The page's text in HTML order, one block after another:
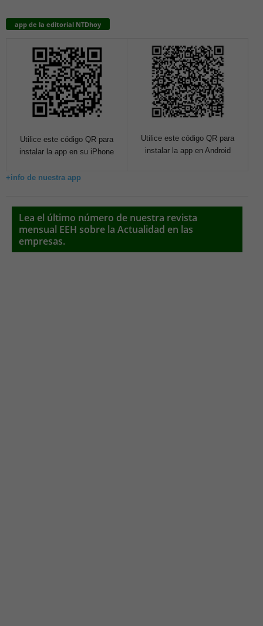
app de la editorial NTDhoy
Utilice este código QR para
instalar la app en su iPhone
Utilice este código QR para
instalar la app en Android
+info de nuestra app
Lea el último número de nuestra revista
mensual EEH sobre la Actualidad en las
empresas.